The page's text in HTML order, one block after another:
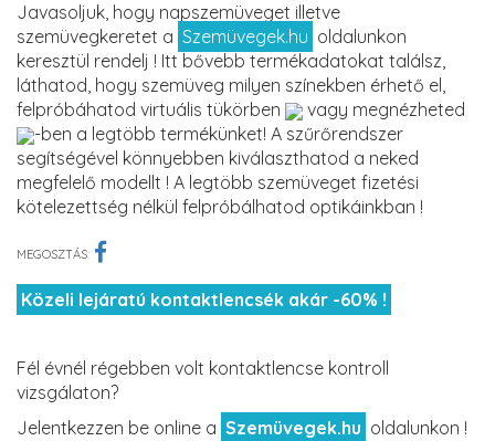
Javasoljuk, hogy napszemüveget illetve
szemüvegkeretet a Szemüvegek.hu oldalunkon
keresztül rendelj ! Itt bővebb termékadatokat találsz,
láthatod, hogy szemüveg milyen színekben érhető el,
felpróbáhatod virtuális tükörben
vagy megnézheted
-ben a legtöbb termékünket! A szűrőrendszer
segítségével könnyebben kiválaszthatod a neked
megfelelő modellt ! A legtöbb szemüveget fizetési
kötelezettség nélkül felpróbálhatod optikáinkban !
MEGOSZTÁS:
Közeli lejáratú kontaktlencsék akár -60% !
Fél évnél régebben volt kontaktlencse kontroll
vizsgálaton?
Jelentkezzen be online a Szemüvegek.hu oldalunkon !